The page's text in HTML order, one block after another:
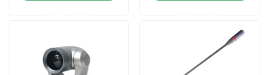
Ενισχυτής συστημάτων PA